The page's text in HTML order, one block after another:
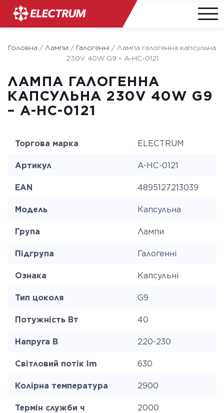
Головна / Лампи / Галогенні / Лампа галогенна капсульна
230V 40W G9 – A-HC-0121
ЛАМПА ГАЛОГЕННА
КАПСУЛЬНА 230V 40W G9
– A-HC-0121
Торгова марка ELECTRUM
Артикул A-HC-0121
EAN 4895127213039
Модель Капсульна
Група Лампи
Підгрупа Галогенні
Ознака Капсульні
Тип цоколя G9
Потужність Вт 40
Напруга В 220-230
Світловий потік lm 630
Колірна температура 2900
Термін служби ч 2000